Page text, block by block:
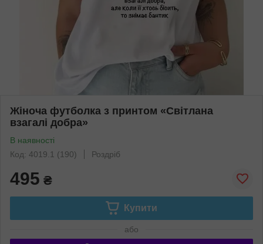
Жіноча футболка з принтом «Світлана
взагалі добра»
В наявності
Код: 4019.1 (190)
Роздріб
495 ₴
Купити
або